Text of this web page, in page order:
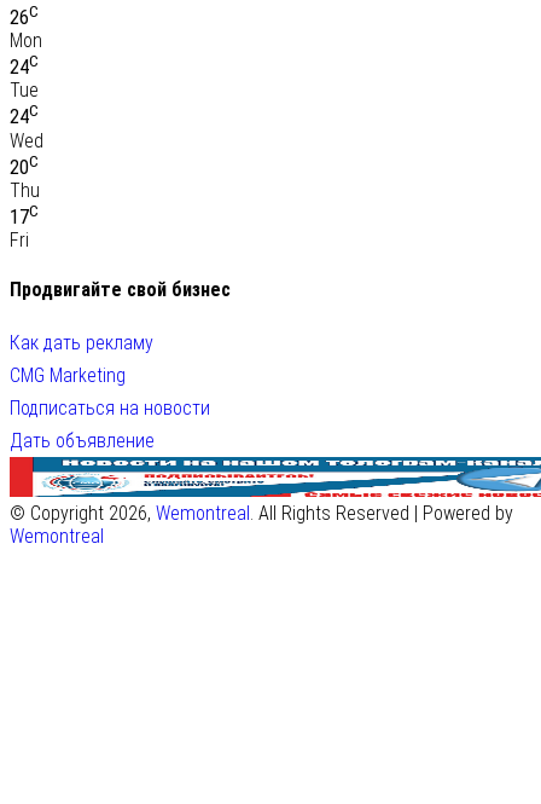
26C
Mon
24C
Tue
24C
Wed
20C
Thu
17C
Fri
Продвигайте свой бизнес
Как дать рекламу
CMG Marketing
Подписаться на новости
Дать объявление
© Copyright 2026, Wemontreal. All Rights Reserved | Powered by
Wemontreal